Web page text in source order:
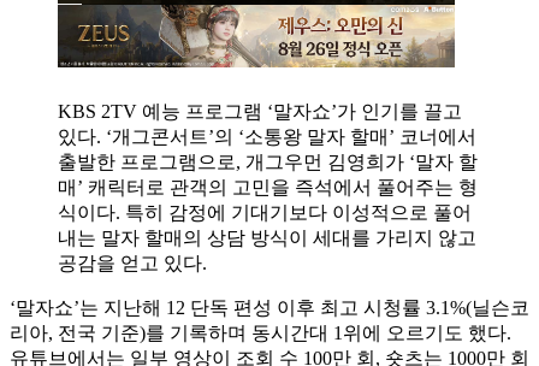
KBS 2TV 예능 프로그램 ‘말자쇼’가 인기를 끌고
있다. ‘개그콘서트’의 ‘소통왕 말자 할매’ 코너에서
출발한 프로그램으로, 개그우먼 김영희가 ‘말자 할
매’ 캐릭터로 관객의 고민을 즉석에서 풀어주는 형
식이다. 특히 감정에 기대기보다 이성적으로 풀어
내는 말자 할매의 상담 방식이 세대를 가리지 않고
공감을 얻고 있다.
‘말자쇼’는 지난해 12 단독 편성 이후 최고 시청률 3.1%(닐슨코
리아, 전국 기준)를 기록하며 동시간대 1위에 오르기도 했다.
유튜브에서는 일부 영상이 조회 수 100만 회, 숏츠는 1000만 회